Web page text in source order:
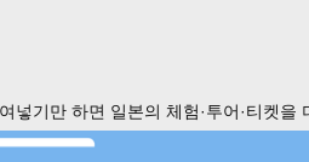
기만 하면 일본의 체험·투어·티켓을